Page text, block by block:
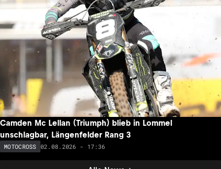
Camden Mc Lellan (Triumph) blieb in Lommel
unschlagbar, Längenfelder Rang 3
MOTOCROSS 02.08.2026 - 17:36